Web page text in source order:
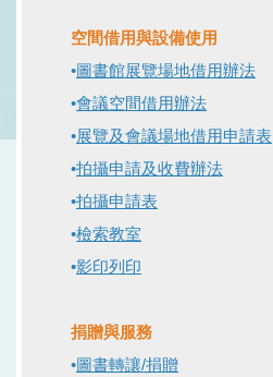
空間借用與設備使用
•圖書館展覽場地借用辦法
•會議空間借用辦法
•展覽及會議場地借用申請表
•拍攝申請及收費辦法
•拍攝申請表
•檢索教室
•影印列印
捐贈與服務
•圖書轉讓/捐贈